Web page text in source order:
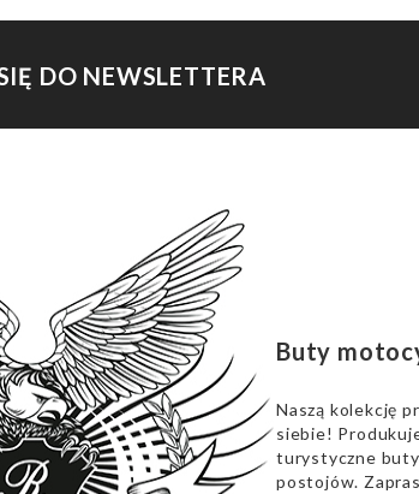
DO NEWSLETTERA
Buty
Naszą kolekcję
siebie!
turystyczne buty
postojów.